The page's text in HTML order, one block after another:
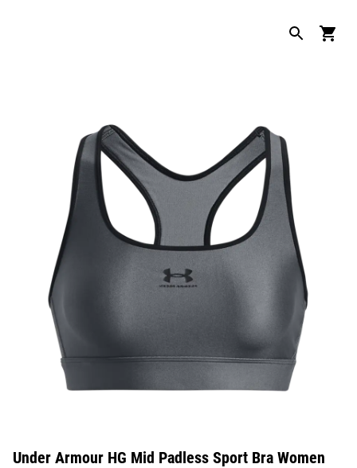
Under Armour HG Mid Padless Sport Bra Women